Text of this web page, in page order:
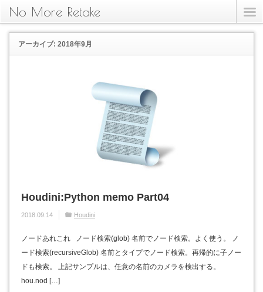
No More Retake
アーカイブ: 2018年9月
Houdini:Python memo Part04
2018.09.14 Houdini
ノードあれこれ ノード検索(glob) 名前でノード検索。よく使う。 ノ
ード検索(recursiveGlob) 名前とタイプでノード検索。再帰的に子ノー
ドも検索。 上記サンプルは、任意の名前のカメラを検出する。
hou.nod […]